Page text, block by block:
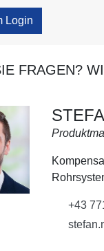
Login
FRAGEN?
+43